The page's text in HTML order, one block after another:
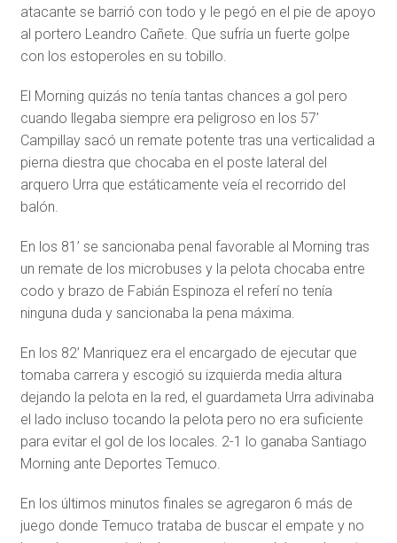
atacante se barrió con todo y le pegó en el pie de apoyo
al portero Leandro Cañete. Que sufría un fuerte golpe
con los estoperoles en su tobillo.
El Morning quizás no tenía tantas chances a gol pero
cuando llegaba siempre era peligroso en los 57’
Campillay sacó un remate potente tras una verticalidad a
pierna diestra que chocaba en el poste lateral del
arquero Urra que estáticamente veía el recorrido del
balón.
En los 81’ se sancionaba penal favorable al Morning tras
un remate de los microbuses y la pelota chocaba entre
codo y brazo de Fabián Espinoza el referí no tenía
ninguna duda y sancionaba la pena máxima.
En los 82’ Manriquez era el encargado de ejecutar que
tomaba carrera y escogió su izquierda media altura
dejando la pelota en la red, el guardameta Urra adivinaba
el lado incluso tocando la pelota pero no era suficiente
para evitar el gol de los locales. 2-1 lo ganaba Santiago
Morning ante Deportes Temuco.
En los últimos minutos finales se agregaron 6 más de
juego donde Temuco trataba de buscar el empate y no